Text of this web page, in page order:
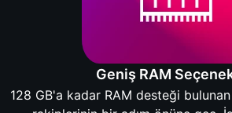
Geniş RAM
128 GB'a kadar RAM desteği